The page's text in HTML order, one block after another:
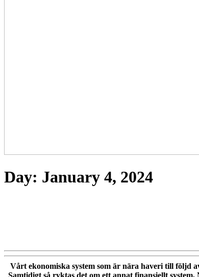
Day: January 4, 2024
Vårt ekonomiska system som är nära haveri till följd
Samtidigt så ryktas det om ett annat finansiellt